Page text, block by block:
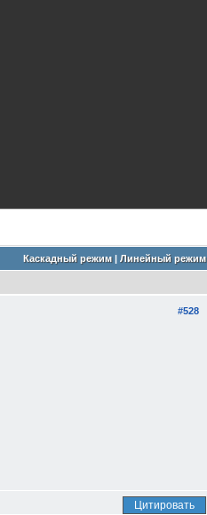
Каскадный режим| Линейный режим
#528
Цитировать